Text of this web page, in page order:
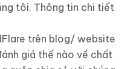
tôi. Thông tin chi tiết
trên blog/ website
giá thế nào về chất